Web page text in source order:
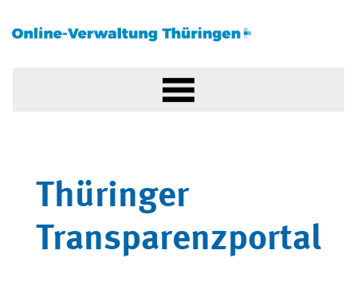
Thüringer
Transparenzportal